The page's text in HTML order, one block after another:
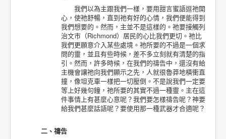
我們以為主跟我們一樣，要用甜言蜜語逗祂開
心，使祂舒暢，直到祂有好的心情，我們便能得到
我們想要的。然而，主並不是這樣的。祂要接觸列
治文市（Richmond）居民的心比我們更切。祂比
我們更願意介入某些處境。祂所要的不過是一個求
問的靈，並且有些時候，差不多立刻就有清楚的指
引。然而，許多時候，在我們的禱告中，還沒有給
主機會讓祂向我們顯示之先，人就很魯莽地橫衝直
撞，像坦克車一樣把一切壓倒。不是說我們一定要
等上好幾句鐘，祂所要的其實不過一種靈。主在這
件事情上有甚麼心意呢？我們要怎樣禱告呢？神要
給我們甚麼話語呢？要使用那一種武器才合適呢？
二、禱告